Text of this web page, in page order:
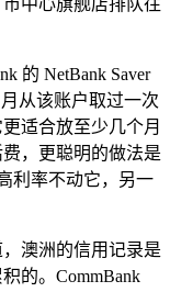
中心旗舰店排队往
的 NetBank Saver
从该账户取过一次
适合放至少几个月
，更聪明的做法是
利率不动它，另一
澳洲的信用记录是
的。CommBank